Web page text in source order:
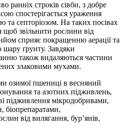
ранніх строків сівби, з добре
спостерігається ураження
септоріозом. На таких посівах
щоб звільнити рослини від
сприяє покращенню аерації та
ґрунту. Завдяки
також видаляються частини
злаковими мухами.
озимої пшениці в весняний
та азотних підживлень,
підживлення мікродобривами,
біопрепаратами,
від вилягання, бур’янів,